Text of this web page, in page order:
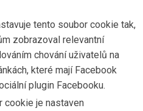
tento soubor cookie tak,
zobrazoval relevantní
chování uživatelů na
které mají Facebook
plugin Facebooku.
cookie je nastaven